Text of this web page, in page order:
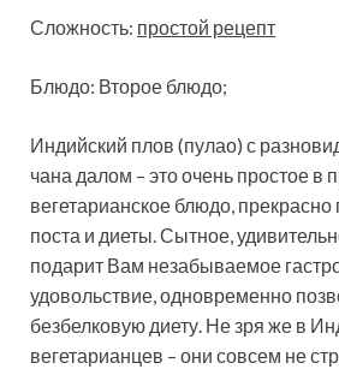
Сложность: простой рецепт
Блюдо: Второе блюдо;
Индийский плов (пулао) с
чана далом – это очень простое в
вегетарианское блюдо,
поста и диеты. Сытное,
подарит Вам незабываемое
удовольствие, одновременно
безбелковую диету. Не зря же в
вегетарианцев – они совсем не